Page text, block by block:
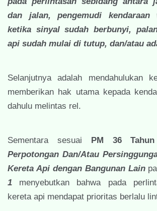
dan jalan, pengemudi kendaraan
ketika sinyal sudah berbunyi,
api sudah mulai di tutup, dan/atau
Selanjutnya adalah mendahulukan
memberikan hak utama kepada
dahulu melintas rel.
Sementara sesuai PM 36 Tahun
Perpotongan Dan/Atau
Kereta Api dengan Bangunan Lain
1
menyebutkan bahwa pada
kereta api mendapat prioritas berlalu